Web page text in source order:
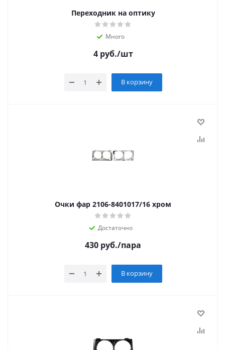
Переходник на оптику
Много
4руб./шт
В корзину
Очки фар 2106-8401017/16 хром
Достаточно
430 руб./пара
В корзину